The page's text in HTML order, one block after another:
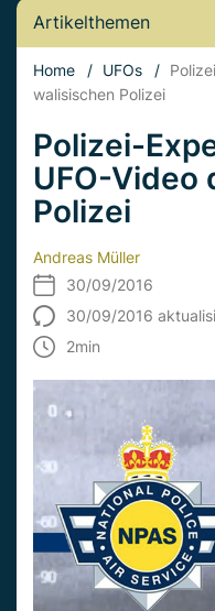
Artikelthemen
Home / UFOs /
walisischen Polizei
Polizei-
UFO-Video
Polizei
Andreas Müller
30/09/2016
30/09/2016
2min